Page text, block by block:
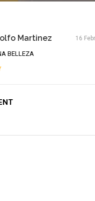
Martinez 16
BELLEZA